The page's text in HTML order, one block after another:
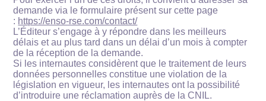
demande via le formulaire présent sur cette page
: https://enso-rse.com/contact/
L’Éditeur s’engage à y répondre dans les meilleurs
délais et au plus tard dans un délai d’un mois à compter
de la réception de la demande.
Si les internautes considèrent que le traitement de leurs
données personnelles constitue une violation de la
législation en vigueur, les internautes ont la possibilité
d’introduire une réclamation auprès de la CNIL.